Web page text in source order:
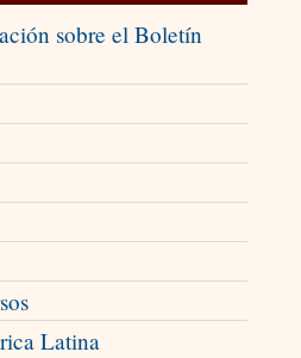
sobre el Boletín
Latina